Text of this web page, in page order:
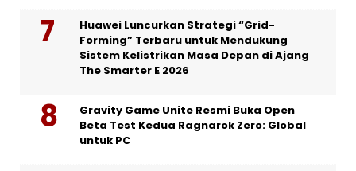
Huawei Luncurkan Strategi “Grid-
Forming” Terbaru untuk Mendukung
Sistem Kelistrikan Masa Depan di Ajang
The Smarter E 2026
Gravity Game Unite Resmi Buka Open
Beta Test Kedua Ragnarok Zero: Global
untuk PC